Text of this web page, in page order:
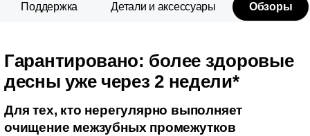
Поддержка Детали и аксессуары Обзоры
Гарантировано: более здоровые
десны уже через 2 недели*
Для тех, кто нерегулярно выполняет
очищение межзубных промежутков